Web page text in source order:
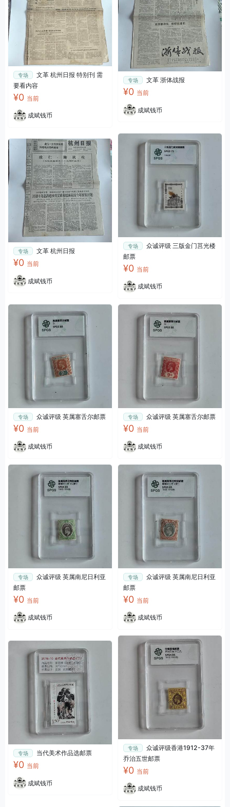
专场
文革 杭州日报 特别刊 需
要看内容
¥0 当前
成斌钱币
专场 文革 浙体战报
¥0 当前
成斌钱币
专场 文革 杭州日报
¥0 当前
成斌钱币
专场
众诚评级 三版金门莒光楼
邮票
¥0 当前
成斌钱币
专场 众诚评级 英属塞舌尔邮票
¥0 当前
成斌钱币
专场 众诚评级 英属塞舌尔邮票
¥0 当前
成斌钱币
专场
众诚评级 英属南尼日利亚
邮票
¥0 当前
成斌钱币
专场
众诚评级 英属南尼日利亚
邮票
¥0 当前
成斌钱币
专场 当代美术作品选邮票
¥0 当前
成斌钱币
专场
众诚评级香港1912-37年
乔治五世邮票
¥0 当前
成斌钱币